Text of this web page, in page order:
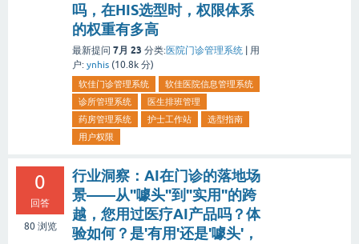
吗，在HIS选型时，权限体系
的权重有多高
最新提问 7月 23 分类:医院门诊管理系统
用
户: ynhis (10.8k 分)
软佳门诊管理系统
软佳医院信息管理系统
诊所管理系统
医生排班管理
药房管理系统
护士工作站
选型指南
用户权限
0
回答
80浏览
行业洞察：AI在门诊的落地场
景——从"噱头"到"实用"的跨
越，您用过医疗AI产品吗？体
验如何？是'有用'还是'噱头'，